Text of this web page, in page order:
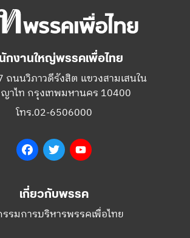
กงานใหญ่พรรคเพื่อไทย
ถนนวิภาวดีรังสิต แขวงสามเสนใน
าไท กรุงเทพมหานคร 10400
โทร.02-6506000
FacebookTwitter
เกี่ยวกับพรรค
รมการบริหารพรรคเพื่อไทย